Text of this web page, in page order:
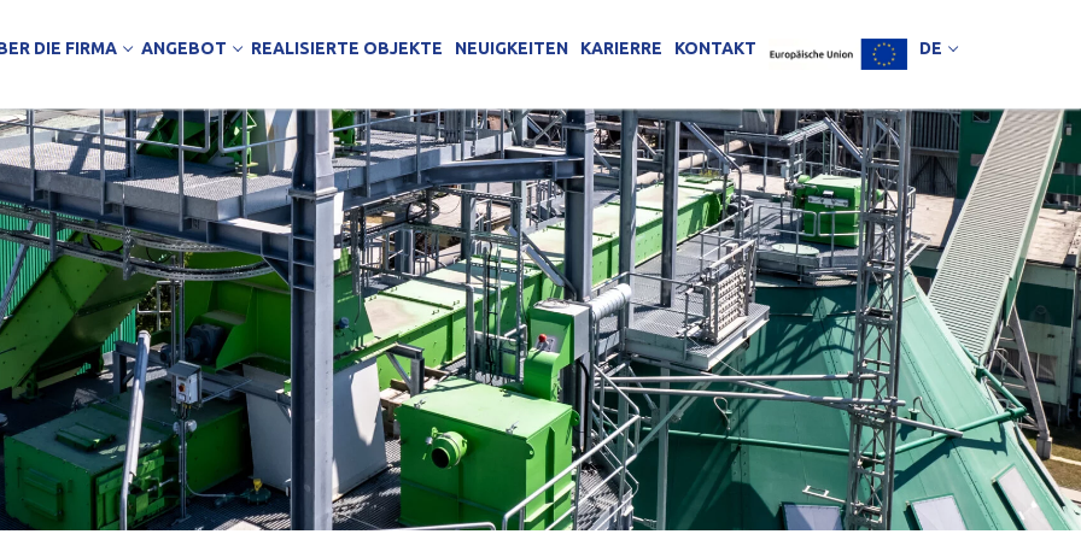
DIE FIRMA ANGEBOT REALISIERTE OBJEKTE NEUIGKEITEN KARIERRE KONTAKT DE
und Bürogebäude